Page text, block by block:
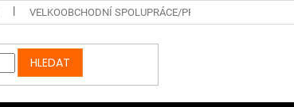
VELKOOBCHODNÍ SPOLUPRÁCE/PRODEJCI
HLEDAT